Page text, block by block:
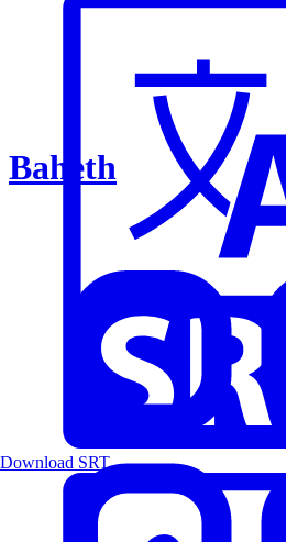
Baheth
Download SRT